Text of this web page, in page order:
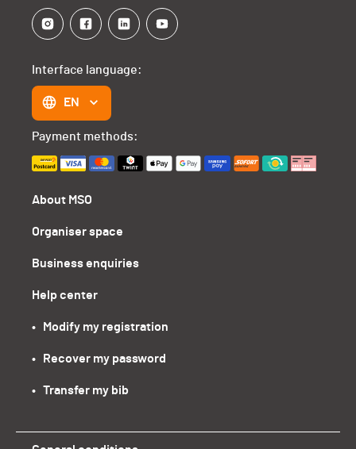
About MSO
Organiser space
Business enquiries
Help center
•   Modify my registration
•   Recover my password
•   Transfer my bib
Interface language:
EN
Payment methods: